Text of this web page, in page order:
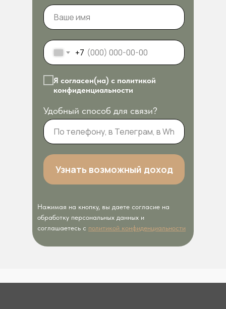
Нажимая на кнопку, вы даете согласие на
обработку персональных данных и
соглашаетесь c политикой конфиденциальности
+7
Я согласен(на) с политикой
конфиденциальности
Удобный способ для связи?
Узнать возможный доход